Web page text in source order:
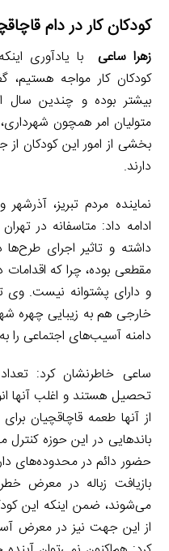
کودکان کار در دام
زهرا ساعی با یادآوری
کودکان کار مواجه هستیم،
بیشتر بوده و چندین
متولیان امر همچون
بخشی از امور این کودکان از
دارند.
نماینده مردم تبریز،
ادامه داد: متاسفانه در
داشته و تاثیر اجرای
مقطعی بوده، چرا که
و دارای پشتوانه نیست. وی
خارجی هم به زیبایی چهره
دامنه آسیب‌های اجتماعی را
ساعی خاطرنشان کرد: تعداد
تحصیل هستند و اغلب آنها
از آنها طعمه قاچاقچیان
باندهایی در این حوزه
حضور دائم در محدوده‌های
بازیافت زباله در معرض
می‌شوند، ضمن اینکه این
از این جهت نیز در معرض